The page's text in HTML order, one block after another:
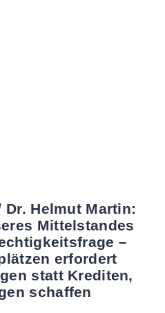
Helmut Martin:
Mittelstandes
–
erfordert
statt Krediten,
schaffen